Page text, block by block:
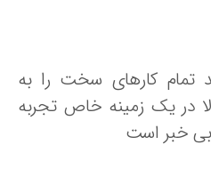
کارهای سخت را به
یک زمینه خاص تجربه
خبر است